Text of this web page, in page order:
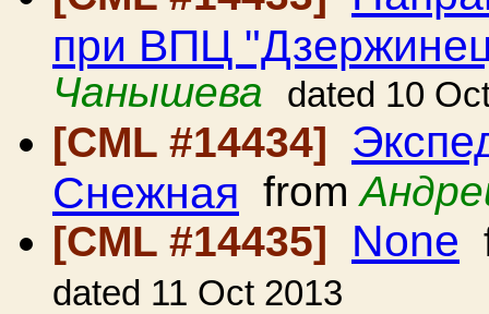
при ВПЦ
Чанышева
dated 10
[CML #14434]
Снежная from
[CML #14435]
None
dated 11 Oct 2013